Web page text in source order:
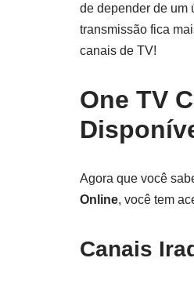
de depender de um
transmissão fica
canais de TV!
One TV
Agora que você
Online, você tem
Canais